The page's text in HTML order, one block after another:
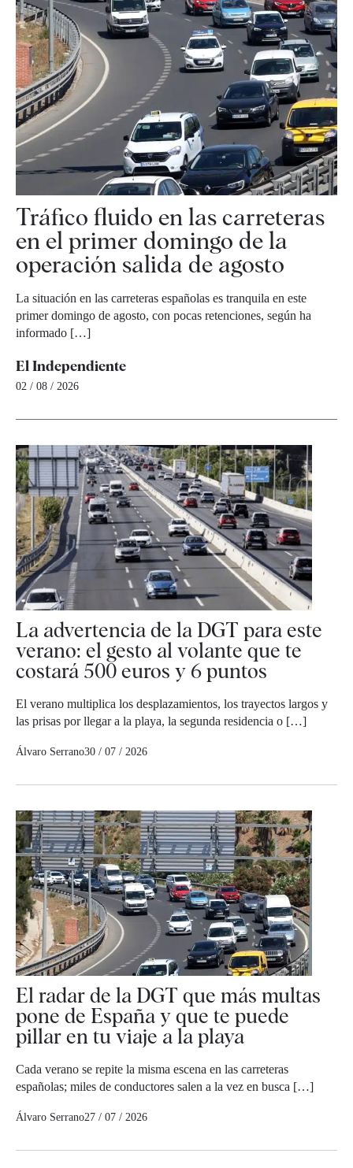
Tráfico fluido en las carreteras
en el primer domingo de la
operación salida de agosto
La situación en las carreteras españolas es tranquila en este
primer domingo de agosto, con pocas retenciones, según ha
informado […]
El Independiente
02 / 08 / 2026
La advertencia de la DGT para este
verano: el gesto al volante que te
costará 500 euros y 6 puntos
El verano multiplica los desplazamientos, los trayectos largos y
las prisas por llegar a la playa, la segunda residencia o […]
Álvaro Serrano30 / 07 / 2026
El radar de la DGT que más multas
pone de España y que te puede
pillar en tu viaje a la playa
Cada verano se repite la misma escena en las carreteras
españolas; miles de conductores salen a la vez en busca […]
Álvaro Serrano27 / 07 / 2026